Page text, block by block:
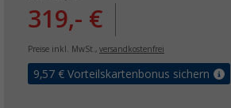
319,- €
Preise inkl. MwSt., versandkostenfrei
9,57 € Vorteilskartenbonus sichern